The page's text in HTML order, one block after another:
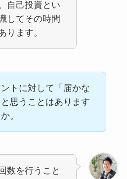
自己投資とい
してその時間
ります。
トに対して「届かな
思うことはあります
。
数を行うこと